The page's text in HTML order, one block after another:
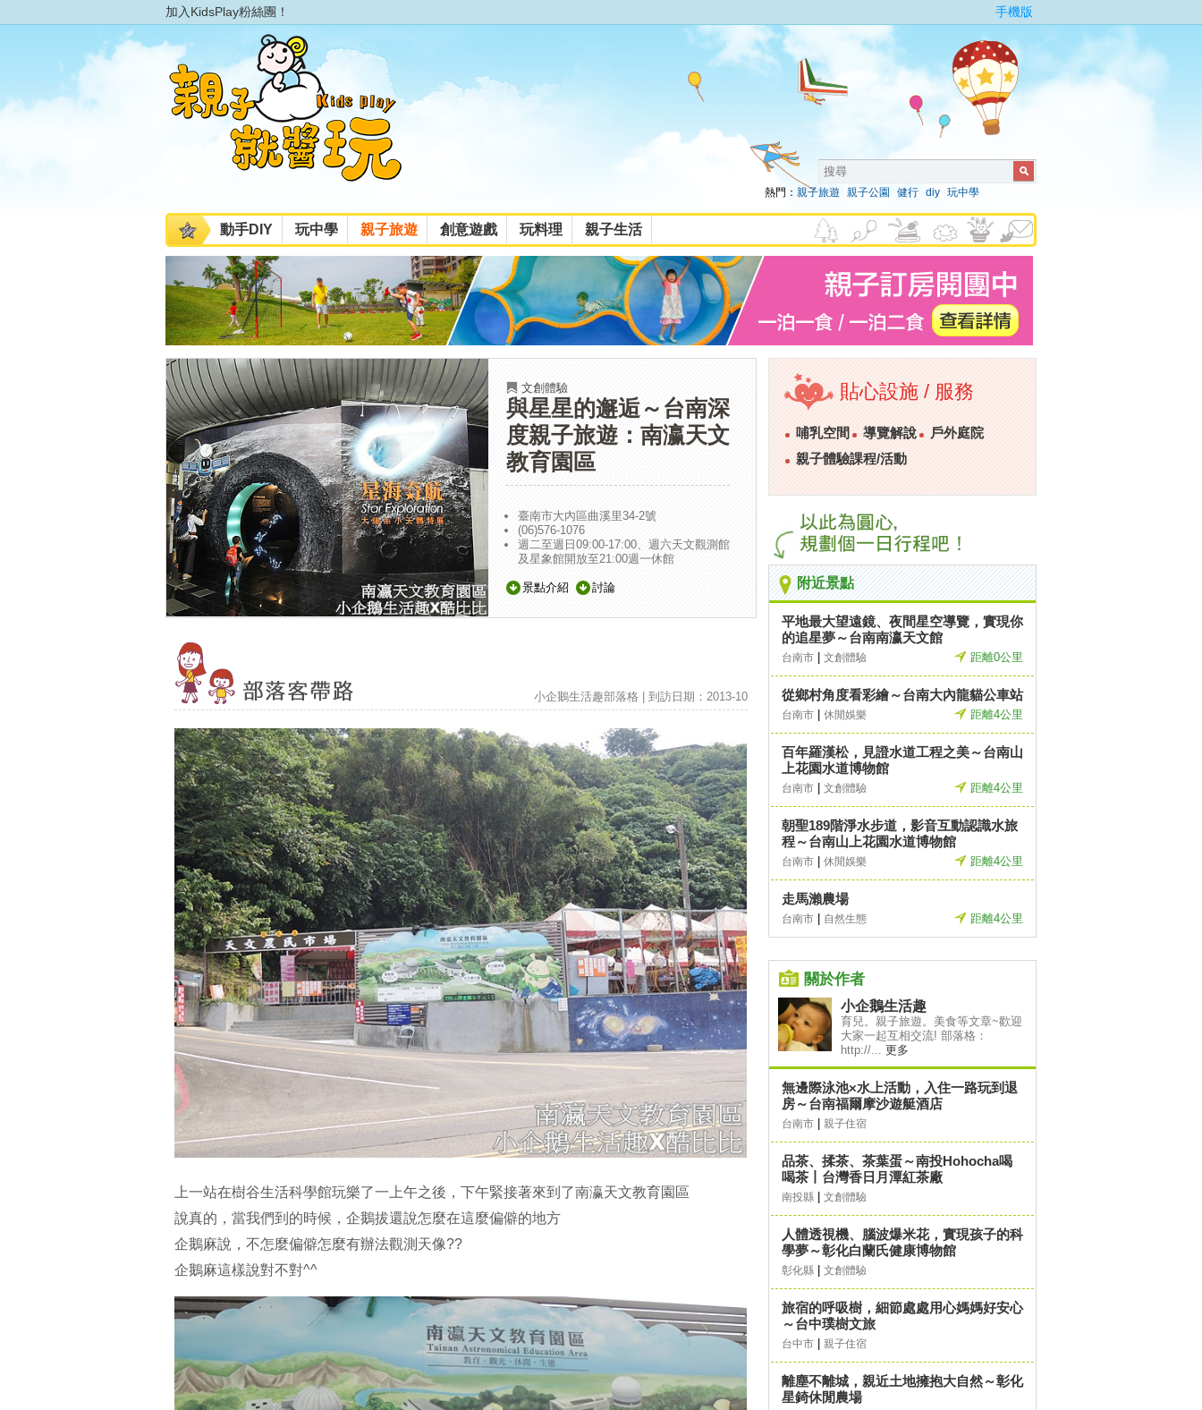
加入KidsPlay粉絲團！ 手機版
熱門： 親子旅遊 親子公園 健行 diy 玩中學
動手DIY 玩中學 親子旅遊 創意遊戲 玩料理 親子生活
文創體驗
與星星的邂逅～台南深
度親子旅遊：南瀛天文
教育園區
臺南市大內區曲溪里34-2號
(06)576-1076
週二至週日09:00-17:00、週六天文觀測館
及星象館開放至21:00週一休館
景點介紹 討論
小企鵝生活趣部落格 | 到訪日期：2013-10
上一站在樹谷生活科學館玩樂了一上午之後，下午緊接著來到了南瀛天文教育園區
說真的，當我們到的時候，企鵝拔還說怎麼在這麼偏僻的地方
企鵝麻說，不怎麼偏僻怎麼有辦法觀測天像??
企鵝麻這樣說對不對^^
貼心設施 / 服務
哺乳空間 導覽解說
戶外庭院
親子體驗課程/活動
附近景點
平地最大望遠鏡、夜間星空導覽，實現你
的追星夢～台南南瀛天文館
台南市 文創體驗 距離0公里
從鄉村角度看彩繪～台南大內龍貓公車站
台南市 休閒娛樂 距離4公里
百年羅漢松，見證水道工程之美～台南山
上花園水道博物館
台南市 文創體驗 距離4公里
朝聖189階淨水步道，影音互動認識水旅
程～台南山上花園水道博物館
台南市 休閒娛樂 距離4公里
走馬瀨農場
台南市 自然生態 距離4公里
關於作者
小企鵝生活趣
育兒。親子旅遊。美食等文章~歡迎
大家一起互相交流! 部落格：
http://... 更多
無邊際泳池×水上活動，入住一路玩到退
房～台南福爾摩沙遊艇酒店
台南市 親子住宿
品茶、揉茶、茶葉蛋～南投Hohocha喝
喝茶丨台灣香日月潭紅茶廠
南投縣 文創體驗
人體透視機、腦波爆米花，實現孩子的科
學夢～彰化白蘭氏健康博物館
彰化縣 文創體驗
旅宿的呼吸樹，細節處處用心媽媽好安心
～台中璞樹文旅
台中市 親子住宿
離塵不離城，親近土地擁抱大自然～彰化
星錡休閒農場